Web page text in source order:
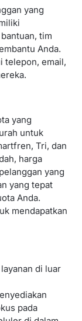
yang
tim
Anda.
telepon, email,
yang
untuk
Tri, dan
harga
yang
yang tepat
Anda.
mendapatkan
di luar
pada